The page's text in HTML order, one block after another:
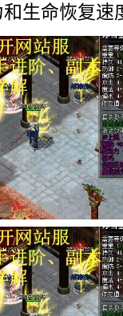
生命恢复速